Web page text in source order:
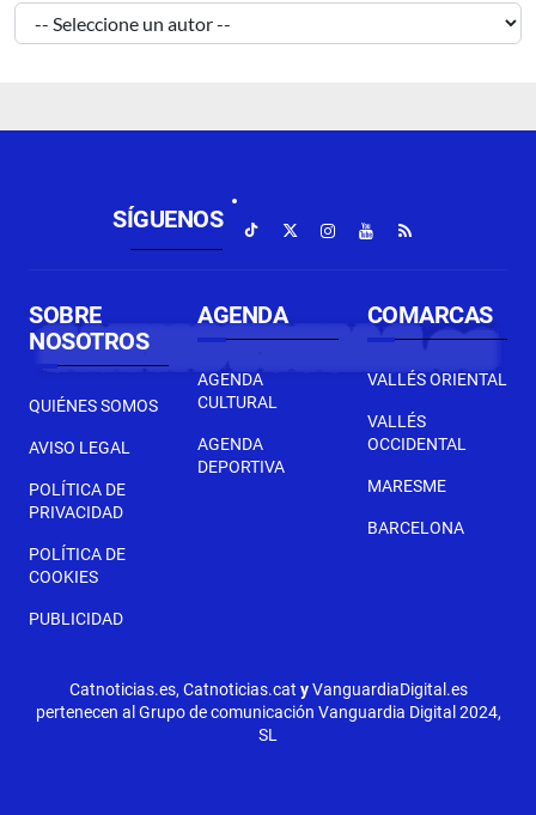
SÍGUENOS
SOBRE
NOSOTROS
QUIÉNES SOMOS
AVISO LEGAL
POLÍTICA DE
PRIVACIDAD
POLÍTICA DE
COOKIES
PUBLICIDAD
AGENDA
AGENDA
CULTURAL
AGENDA
DEPORTIVA
COMARCAS
VALLÉS ORIENTAL
VALLÉS
OCCIDENTAL
MARESME
BARCELONA
Catnoticias.es, Catnoticias.cat yVanguardiaDigital.es
pertenecen al Grupo de comunicación Vanguardia Digital 2024,
SL